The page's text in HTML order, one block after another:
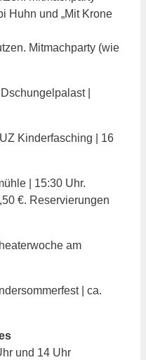
Huhn und „Mit Krone
Mitmachparty (wie
|
Kinderfasching | 16
| 15:30 Uhr.
€. Reservierungen
am
| ca.
und 14 Uhr